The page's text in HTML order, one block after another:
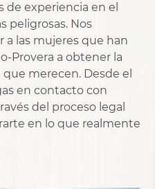
experiencia en el
peligrosas. Nos
las mujeres que han
Provera a obtener la
merecen. Desde el
en contacto con
del proceso legal
en lo que realmente